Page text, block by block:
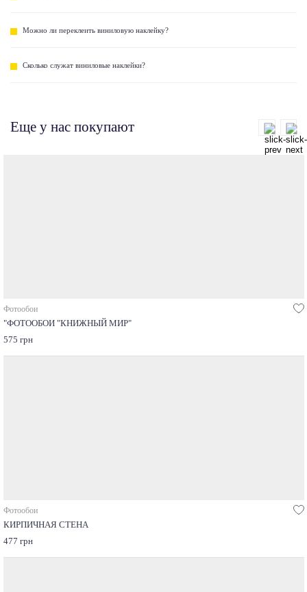
Можно ли переклеить виниловую наклейку?
Сколько служат виниловые наклейки?
Еще у нас покупают
Фотообои
"ФОТООБОИ "КНИЖНЫЙ МИР"
575 грн
Фотообои
КИРПИЧНАЯ СТЕНА
477 грн